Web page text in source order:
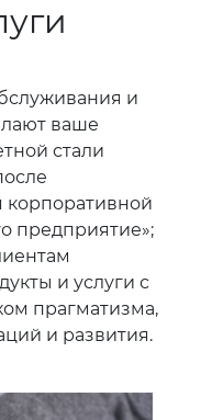
и
ваше
стали
предприятие»;
и услуги с
прагматизма,
и развития.